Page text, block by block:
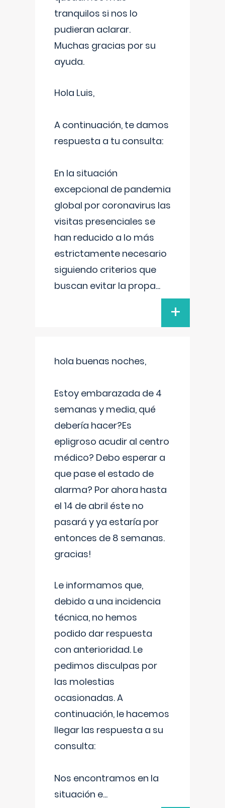
tranquilos si nos lo
pudieran aclarar.
Muchas gracias por su
ayuda.
Hola Luis,
A continuación, te damos
respuesta a tu consulta:
En la situación
excepcional de pandemia
global por coronavirus las
visitas presenciales se
han reducido a lo más
estrictamente necesario
siguiendo criterios que
buscan evitar la propa...
+
hola buenas noches,
Estoy embarazada de 4
semanas y media, qué
debería hacer?Es
epligroso acudir al centro
médico? Debo esperar a
que pase el estado de
alarma? Por ahora hasta
el 14 de abril éste no
pasará y ya estaría por
entonces de 8 semanas.
gracias!
Le informamos que,
debido a una incidencia
técnica, no hemos
podido dar respuesta
con anterioridad. Le
pedimos disculpas por
las molestias
ocasionadas. A
continuación, le hacemos
llegar las respuesta a su
consulta:
Nos encontramos en la
situación e...